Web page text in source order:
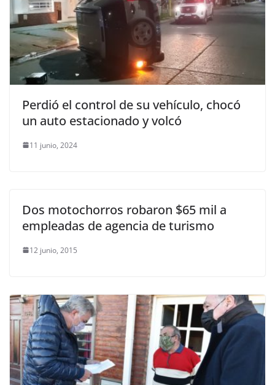
Perdió el control de su vehículo, chocó
un auto estacionado y volcó
11 junio, 2024
Dos motochorros robaron $65 mil a
empleadas de agencia de turismo
12 junio, 2015